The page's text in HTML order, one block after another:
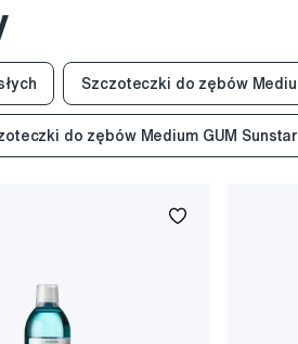
Szczoteczki do zębów
do zębów Medium GUM Sunstar